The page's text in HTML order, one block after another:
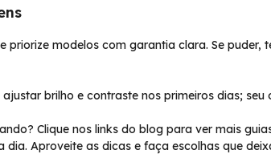
priorize modelos com garantia clara. Se
brilho e contraste nos primeiros dias; seu
Clique nos links do blog para ver mais
dia. Aproveite as dicas e faça escolhas que